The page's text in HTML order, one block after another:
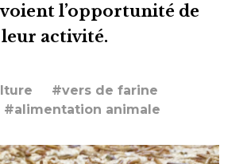
l’opportunité de
activité.
#vers de farine
#alimentation animale